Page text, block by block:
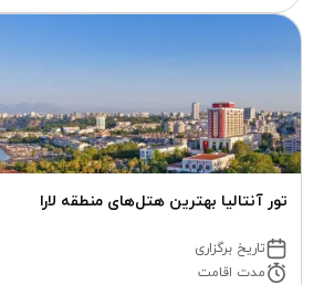
تور آنتالیا بهترین هتل‌های منطقه لارا
تاریخ برگزاری
مدت اقامت